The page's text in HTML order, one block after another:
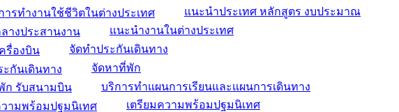
แนะนำประเทศ หลักสูตร งบประมาณ
แนะนำงานในต่างประเทศ
จัดทำประกันเดินทาง
จัดหาที่พัก
บริการทำแผนการเรียนและแผนการเดินทาง
เตรียมความพร้อมปฐมนิเทศ